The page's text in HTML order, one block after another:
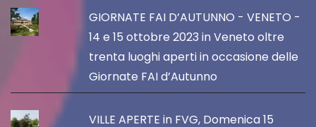
GIORNATE FAI D’AUTUNNO - VENETO -
14 e 15 ottobre 2023 in Veneto oltre
trenta luoghi aperti in occasione delle
Giornate FAI d’Autunno
VILLE APERTE in FVG, Domenica 15